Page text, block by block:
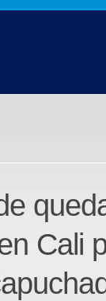
Cali